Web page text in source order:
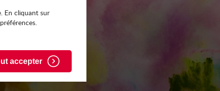
En cliquant sur
accepter